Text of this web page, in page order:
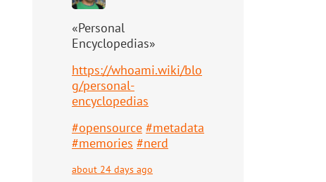
«Personal
Encyclopedias»
https://whoami.wiki/blo
g/personal-
encyclopedias
#opensource #metadata
#memories #nerd
about 24 days ago